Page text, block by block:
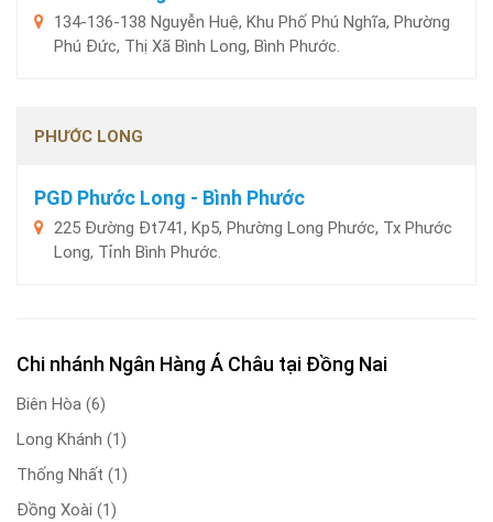
134-136-138 Nguyễn Huệ, Khu Phố Phú Nghĩa, Phường
Phú Đức, Thị Xã Bình Long, Bình Phước.
PHƯỚC LONG
PGD Phước Long - Bình Phước
225 Đường Đt741, Kp5, Phường Long Phước, Tx Phước
Long, Tỉnh Bình Phước.
Chi nhánh Ngân Hàng Á Châu tại Đồng Nai
Biên Hòa (6)
Long Khánh (1)
Thống Nhất (1)
Đồng Xoài (1)